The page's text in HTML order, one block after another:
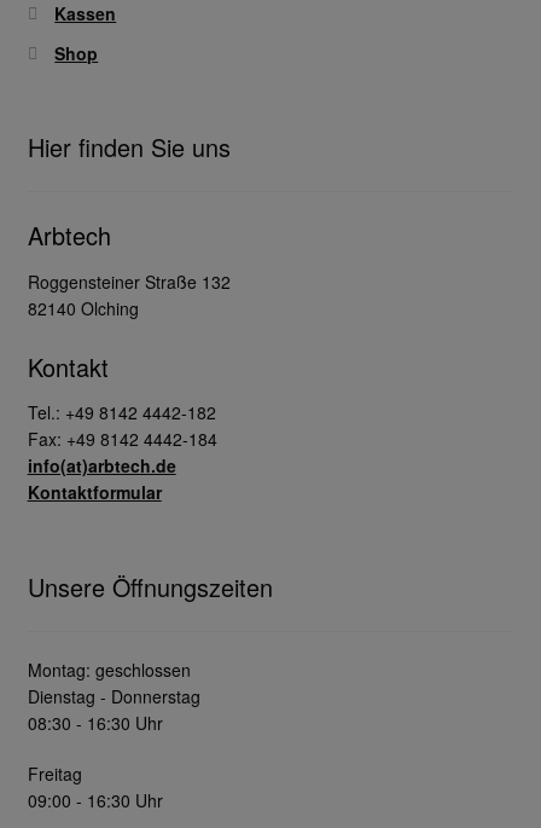
Kassen
Shop
Hier finden Sie uns
Arbtech
Roggensteiner Straße 132
82140 Olching
Kontakt
Tel.: +49 8142 4442-182
Fax: +49 8142 4442-184
info(at)arbtech.de
Kontaktformular
Unsere Öffnungszeiten
Montag: geschlossen
Dienstag - Donnerstag
08:30 - 16:30 Uhr
Freitag
09:00 - 16:30 Uhr